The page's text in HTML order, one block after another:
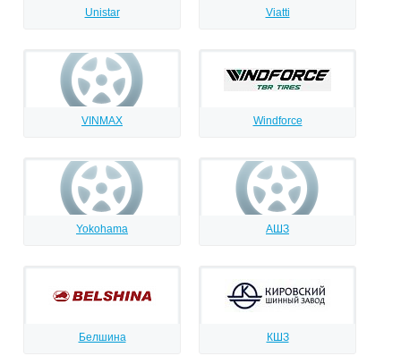
Unistar Viatti
VINMAX Windforce
Yokohama АШЗ
Белшина КШЗ